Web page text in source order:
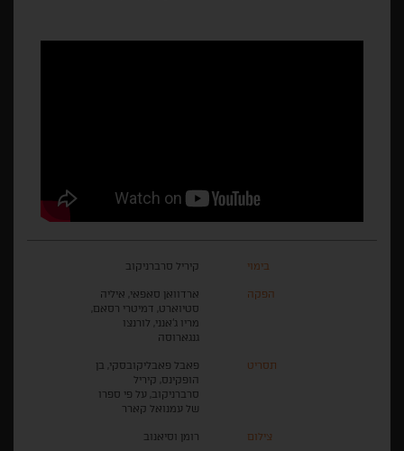
בימוי קיריל סרברניקוב
הפקה
ארדוואן סאפאי, איליה
סטיוארט, דמיטרי רסאם,
מריו ג'אנני, לורנצו
גנגארוסה
תסריט
פאבל פאבליקובסקי, בן
הופקינס, קיריל
סרברניקוב, על פי ספרו
של עמנואל קארר
צילום רומן וסיאנוב